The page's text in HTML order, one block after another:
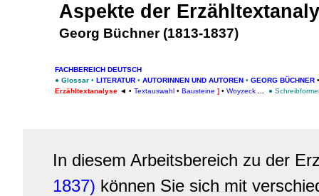
Aspekte der
Georg Büchner (1813-1837)
FACHBEREICH DEUTSCH
● Glossar • LITERATUR • AUTORINNEN UND AUTOREN • GEORG BÜCHNER
Erzähltextanalyse ◄ • Textauswahl • Bausteine ] • Woyzeck ●
In diesem Arbeitsbereich zu der
1837) können Sie sich mit